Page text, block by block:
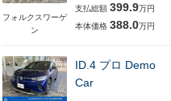
フォルクスワーゲ
ン
支払総額 399.9万円
本体価格 388.0万円
ID.4 プロ Demo
Car